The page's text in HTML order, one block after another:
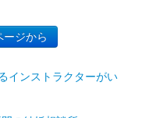
ジから